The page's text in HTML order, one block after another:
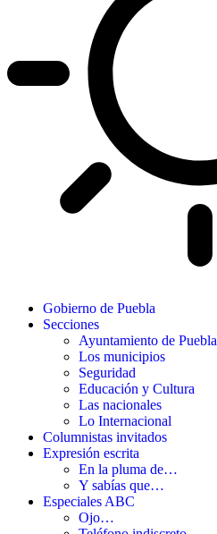
Gobierno de Puebla
Secciones
Ayuntamiento de Puebla
Los municipios
Seguridad
Educación y Cultura
Las nacionales
Lo Internacional
Columnistas invitados
Expresión escrita
En la pluma de…
Y sabías que…
Especiales ABC
Ojo…